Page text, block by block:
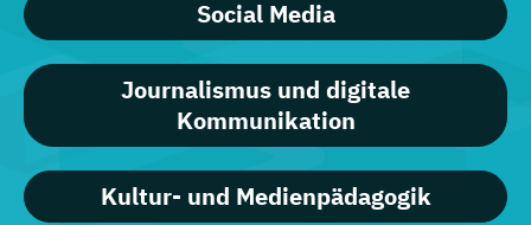
Social Media
Journalismus und digitale
Kommunikation
Kultur- und Medienpädagogik